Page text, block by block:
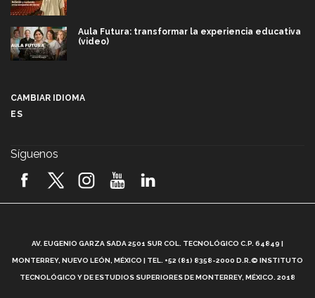
Aula Futura: transformar la experiencia educativa
(video)
2026! (video)
¿Cómo es el Modelo Educativo Tec? (video)
CAMBIAR IDIOMA
ES
Síguenos
AV. EUGENIO GARZA SADA 2501 SUR COL. TECNOLÓGICO C.P. 64849 |
MONTERREY, NUEVO LEÓN, MÉXICO | TEL. +52 (81) 8358-2000 D.R.© INSTITUTO
TECNOLÓGICO Y DE ESTUDIOS SUPERIORES DE MONTERREY, MÉXICO. 2018